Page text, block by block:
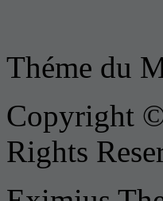
Théme du
Copyright
Rights